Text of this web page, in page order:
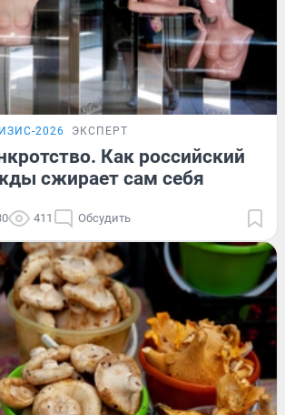
2026 ЭКСПЕРТ
Как российский
сжирает сам себя
411 Обсудить